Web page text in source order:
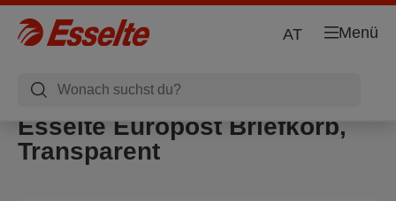
Menü
AT
Esselte Europost Briefkorb,
Transparent